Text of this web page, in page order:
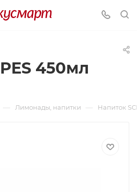
450мл
— Лимонады, напитки — Напиток